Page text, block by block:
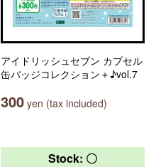
アイドリッシュセブン カプセル
缶バッジコレクション＋♪vol.7
300 yen (tax included)
Stock: 〇